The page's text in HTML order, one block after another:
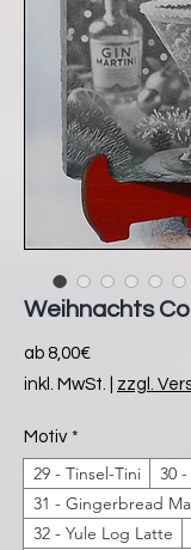
Weihnachts
ab 8,00€Sale-
Preis
inkl. MwSt. zzgl.
Motiv *
29 - Tinsel-Tini
30
31 - Gingerbread
32 - Yule Log Latte